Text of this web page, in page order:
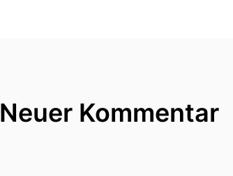
Neuer Kommentar